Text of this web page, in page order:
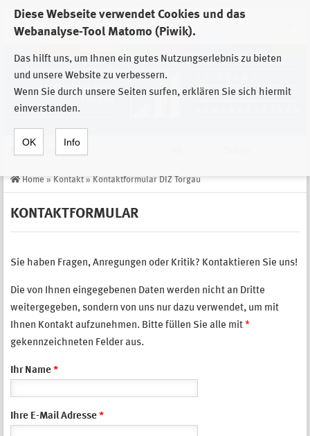
Diese Webseite verwendet Cookies und das
Webanalyse-Tool Matomo (Piwik).
Das hilft uns, um Ihnen ein gutes Nutzungserlebnis zu bieten
und unsere Website zu verbessern.
Wenn Sie durch unsere Seiten surfen, erklären Sie sich hiermit
einverstanden.
OK Info
Zur Auswahl der Einrichtungen der
Stiftung Sächsische Gedenkstätten
Home » Kontakt » Kontaktformular DIZ Torgau
KONTAKTFORMULAR
Sie haben Fragen, Anregungen oder Kritik? Kontaktieren Sie uns!
Die von Ihnen eingegebenen Daten werden nicht an Dritte
weitergegeben, sondern von uns nur dazu verwendet, um mit
Ihnen Kontakt aufzunehmen. Bitte füllen Sie alle mit *
gekennzeichneten Felder aus.
Ihr Name *
Ihre E-Mail Adresse *